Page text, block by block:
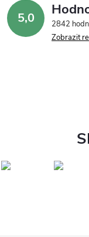
5,0
2842
Zobrazit